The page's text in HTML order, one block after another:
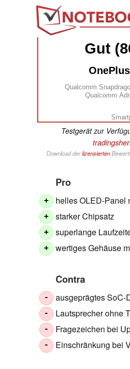
Gut
Qualcomm
Qualcomm
Testgerät zur
Download derlizensierten
Pro
+ helles OLED-Panel
+ starker Chipsatz
+ superlange
+ wertiges Gehäuse
Contra
- ausgeprägtes SoC-
- Lautsprecher ohne
- Fragezeichen bei
- Einschränkung bei